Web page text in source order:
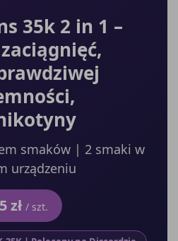
35k 2 in 1 –
smaków | 2 smaki w
urządzeniu
zł / szt.